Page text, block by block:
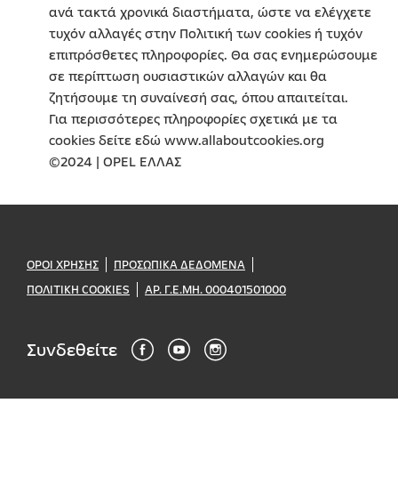
ανά τακτά χρονικά διαστήματα, ώστε να ελέγχετε
τυχόν αλλαγές στην Πολιτική των cookies ή τυχόν
επιπρόσθετες πληροφορίες. Θα σας ενημερώσουμε
σε περίπτωση ουσιαστικών αλλαγών και θα
ζητήσουμε τη συναίνεσή σας, όπου απαιτείται.
Για περισσότερες πληροφορίες σχετικά με τα
cookies δείτε εδώ www.allaboutcookies.org
©2024 | OPEL ΕΛΛΑΣ
ΟΡΟΙ ΧΡΗΣΗΣ
ΠΡΟΣΩΠΙΚΑ ΔΕΔΟΜΕΝΑ
ΠΟΛΙΤΙΚΗ COOKIES
ΑΡ. Γ.Ε.ΜΗ. 000401501000
Συνδεθείτε